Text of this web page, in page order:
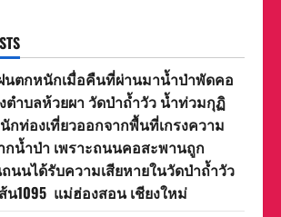
นตกหนักเมื่อคืนที่ผ่านมาน้ำป่าพัดคอ
ตำบลห้วยผา วัดป่าถ้ำวัว น้ำท่วมกุฏิ
กท่องเที่ยวออกจากพื้นที่เกรงความ
กน้ำป่า เพราะถนนคอสะพานถูก
นนได้รับความเสียหายในวัดป่าถ้ำวัว
น1095 แม่ฮ่องสอน เชียงใหม่